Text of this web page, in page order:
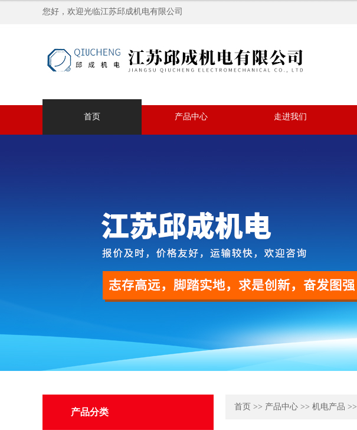
您好，欢迎光临江苏邱成机电有限公司
首页 产品中心 走进我们
产品分类
首页 >> 产品中心 >> 机电产品 >>